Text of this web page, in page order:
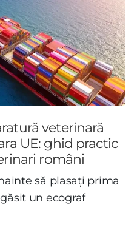
veterinară
UE: ghid practic
români
să plasați prima
un ecograf